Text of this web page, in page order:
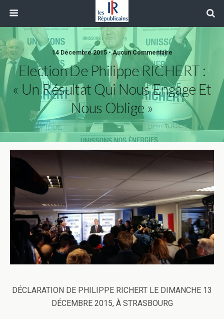
14 Décembre 2015 • Aucun Commentaire
Election De Philippe RICHERT :
« Un Résultat Qui Nous Engage Et
Nous Oblige »
DÉCLARATION DE PHILIPPE RICHERT LE DIMANCHE 13
DÉCEMBRE 2015, À STRASBOURG